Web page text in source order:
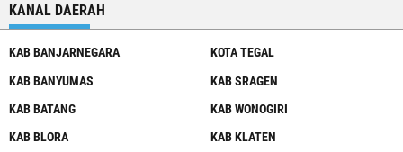
KANAL DAERAH
KAB BANJARNEGARA
KAB BANYUMAS
KAB BATANG
KAB BLORA
KOTA TEGAL
KAB SRAGEN
KAB WONOGIRI
KAB KLATEN